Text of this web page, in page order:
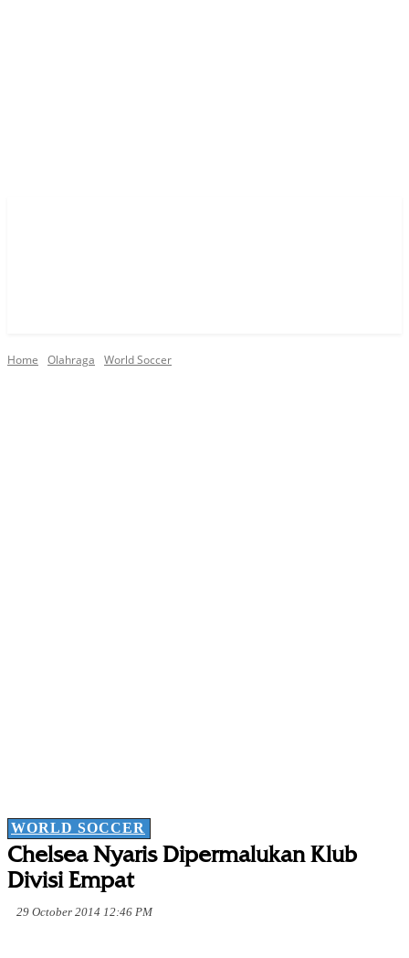
Home Olahraga World Soccer
WORLD SOCCER
Chelsea Nyaris Dipermalukan Klub
Divisi Empat
29 October 2014 12:46 PM